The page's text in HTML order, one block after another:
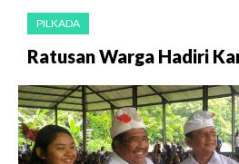
PILKADA
Ratusan Warga Hadiri